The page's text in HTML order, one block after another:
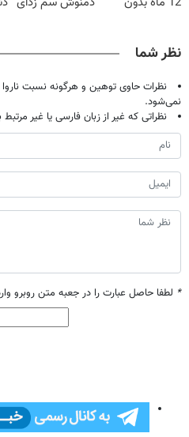
نظر شما
نظرات حاوی توهین و هرگونه نسبت
نمی‌شود.
نظراتی که غیر از زبان فارسی یا غیر
* لطفا حاصل عبارت را در جعبه متن روبرو